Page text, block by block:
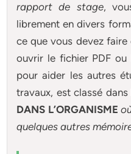
rapport de stage,
librement en divers
ce que vous devez
ouvrir le fichier PDF
pour aider les autres
travaux, est classé
DANS L’ORGANISME
quelques autres